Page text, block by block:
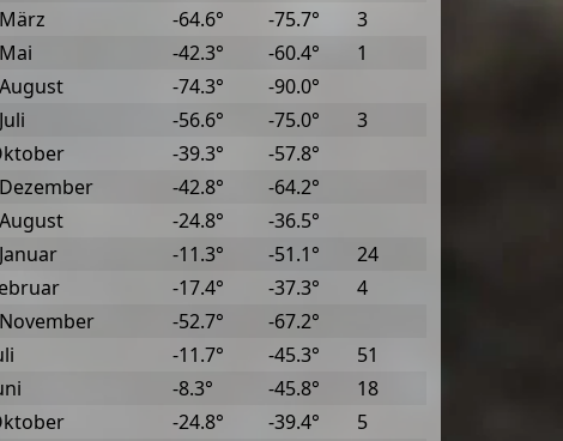
-64.6° -75.7°
3
-42.3° -60.4°
1
-74.3°
-90.0°
-56.6° -75.0°
3
-39.3°
-57.8°
-42.8°
-64.2°
-24.8°
-36.5°
-11.3° -51.1°
24
-17.4° -37.3°
4
-52.7°
-67.2°
-11.7° -45.3°
51
-8.3° -45.8°
18
-24.8° -39.4°
5